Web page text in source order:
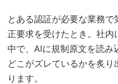
とある認証が必要な業務
正要求を受けたとき。社
中で、AIに規制原文を読み
どこがズレているかを炙
ります。